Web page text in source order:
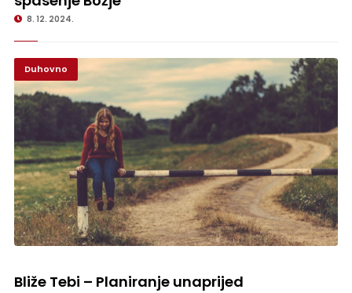
8. 12. 2024.
Duhovno
Bliže Tebi – Planiranje unaprijed
Bliže Tebi – Planiranje unaprijed